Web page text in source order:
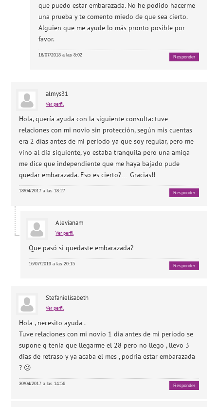
que puedo estar embarazada. No he podido hacerme
una prueba y te comento miedo de que sea cierto.
Alguien que me ayude lo más pronto posible por
favor.
16/07/2018 a las 8:02 Responder
almys31
Ver perfil
Hola, quería ayuda con la siguiente consulta: tuve
relaciones con mi novio sin protección, según mis cuentas
era 2 días antes de mi periodo ya que soy regular, pero me
vino al día siguiente, yo estaba tranquila pero una amiga
me dice que independiente que me haya bajado pude
quedar embarazada. Eso es cierto?… Gracias!!
18/04/2017 a las 18:27 Responder
Alevianam
Ver perfil
Que pasó si quedaste embarazada?
16/07/2019 a las 20:15 Responder
Stefanielisabeth
Ver perfil
Hola , necesito ayuda .
Tuve relaciones con mi novio 1 dia antes de mi periodo se
supone q tenia que llegarme el 28 pero no llego , llevo 3
dias de retraso y ya acaba el mes , podria estar embarazada
? 😕
30/04/2017 a las 14:56 Responder